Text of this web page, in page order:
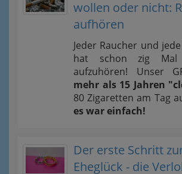
wollen oder nicht:
aufhören
Jeder Raucher und
hat schon zig Mal
aufzuhören! Unser
mehr als 15 Jahren
80 Zigaretten am Tag
es war einfach!
Der erste Schritt
Eheglück - die